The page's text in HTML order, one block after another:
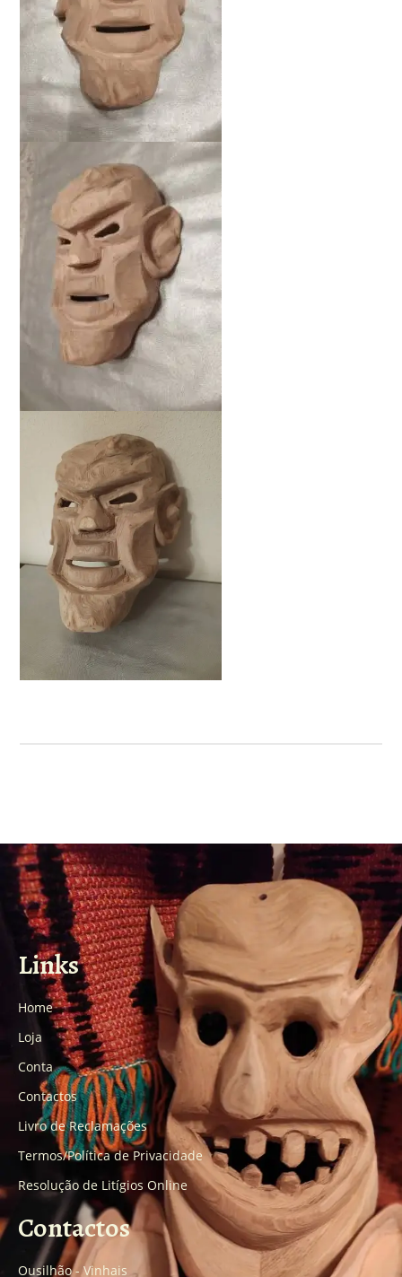
Links
Home
Loja
Conta
Contactos
Livro de Reclamações
Termos/Política de Privacidade
Resolução de Litígios Online
Contactos
Ousilhão - Vinhais